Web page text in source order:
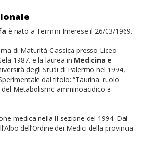
è nato a Termini Imerese il 26/03/1969.
di Maturità Classica presso Liceo
1987. e la laurea in Medicina e
degli Studi di Palermo nel 1994,
dal titolo: “Taurina: ruolo
del Metabolismo amminoacidico e
medica nella II sezione del 1994. Dal
dell’Ordine dei Medici della provincia